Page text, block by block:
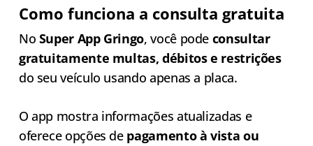
Como funciona a consulta gratuita
No Super App Gringo, você pode consultar
gratuitamente multas, débitos e restrições
do seu veículo usando apenas a placa.
O app mostra informações atualizadas e
oferece opções de pagamento à vista ou